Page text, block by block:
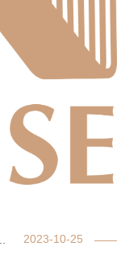
2023-10-25